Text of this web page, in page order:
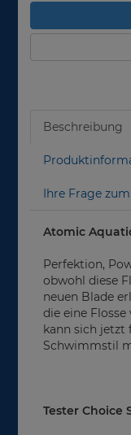
Beschreibung
Ihre Frage
Atomic
Perfektion,
obwohl diese
neuen Blade
die eine
kann sich jetzt
Schwimmstil
Tester Choice